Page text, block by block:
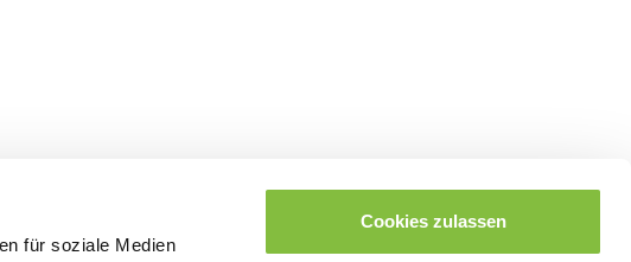
für soziale Medien
Cookies zulassen